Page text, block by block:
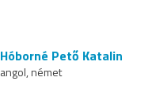
Hóborné Pető Katalin
angol, német